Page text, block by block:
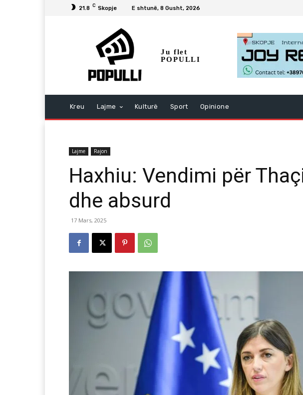
21.8 C Skopje E shtunë, 8 Gusht, 2026
Ju flet
POPULLI
Kreu Lajme Kulturë Sport Opinione
Lajme Rajon
Haxhiu: Vendimi për
dhe absurd
17 Mars, 2025